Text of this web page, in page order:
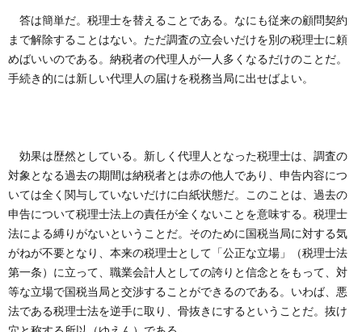
人々
内
答は簡単だ。税理士を替えることである。なにも従来の顧問契約
まで解除することはない。ただ調査の立会いだけを別の税理士に頼
めばいいのである。納税者の代理人が一人多くなるだけのことだ。
手続き的には新しい代理人の届けを税務当局に出せばよい。
効果は歴然としている。新しく代理人となった税理士は、調査の
対象となる過去の期間は納税者とは赤の他人であり、申告内容につ
いては全く関与していないだけに白紙状態だ。このことは、過去の
申告について税理士法上の責任が全くないことを意味する。税理士
法による縛りがないということだ。そのために国税当局に対する気
がねが不要となり、本来の税理士として「公正な立場」（税理士法
第一条）に立って、職業会計人としての誇りと信念とをもって、対
等な立場で国税当局と交渉することができるのである。いわば、悪
法である税理士法を逆手に取り、骨抜きにするということだ。抜け